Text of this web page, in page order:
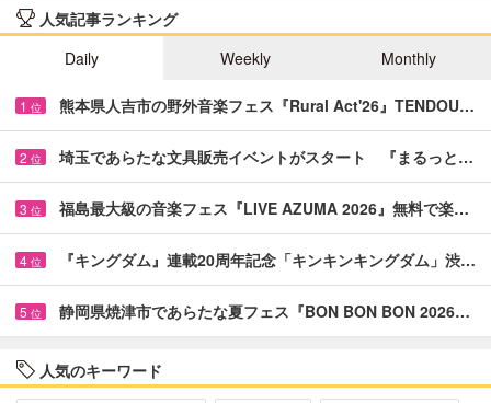
人気記事ランキング
Daily
Weekly Monthly
1 位 熊本県人吉市の野外音楽フェス『Rural Act'26』TENDOU…
2 位 埼玉であらたな文具販売イベントがスタート 『まるっと…
3 位 福島最大級の音楽フェス『LIVE AZUMA 2026』無料で楽…
4 位 『キングダム』連載20周年記念「キンキンキングダム」渋…
5 位 静岡県焼津市であらたな夏フェス『BON BON BON 2026…
人気のキーワード